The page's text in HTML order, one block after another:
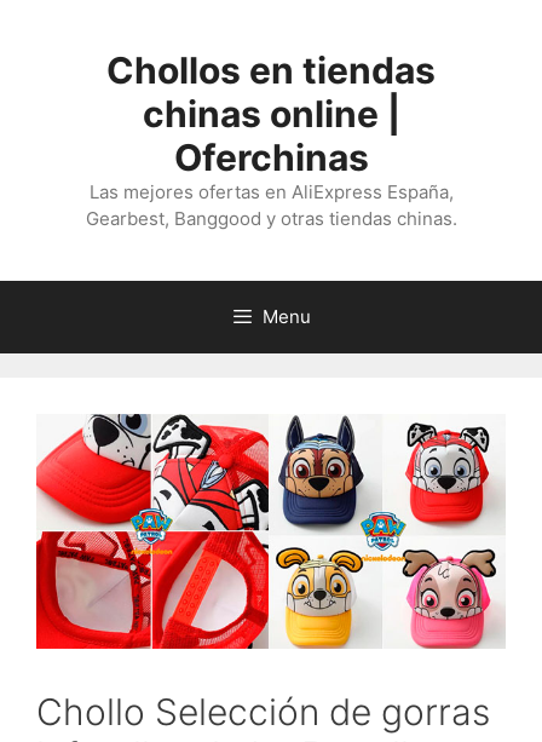
Chollos en tiendas
chinas online |
Oferchinas
Las mejores ofertas en AliExpress España,
Gearbest, Banggood y otras tiendas chinas.
Menu
Chollo Selección de gorras